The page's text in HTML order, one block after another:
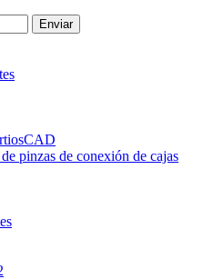
Enviar
pinzas de conexión de cajas